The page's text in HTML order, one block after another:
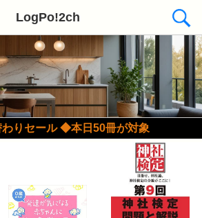
LogPo!2ch
りセール ◆本日50冊が対象